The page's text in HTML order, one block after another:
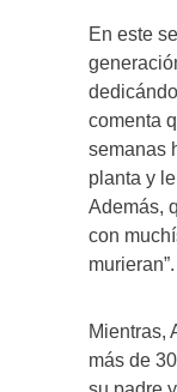
En este
comenta
semanas
planta y
Además,
con
murieran”.
Mientras,
más de